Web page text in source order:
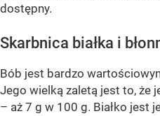
dostępny.
Skarbnica białka i
Bób jest bardzo
Jego wielką zaletą jest to, że
– aż 7 g w 100 g. Białko jest